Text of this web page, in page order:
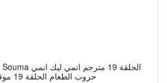
حروب الطعام الحلقة 19 موقع توفي